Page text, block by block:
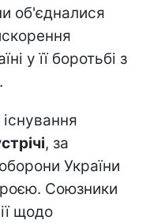
об'єдналися
у її боротьбі з
, за
України
Союзники
щодо